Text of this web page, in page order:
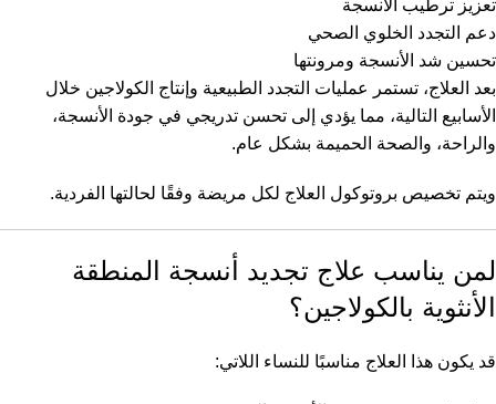
تعزيز ترطيب الأنسجة
دعم التجدد الخلوي الصحي
تحسين شد الأنسجة ومرونتها
بعد العلاج، تستمر عمليات التجدد الطبيعية وإنتاج الكولاجين خلال
الأسابيع التالية، مما يؤدي إلى تحسن تدريجي في جودة الأنسجة،
والراحة، والصحة الحميمة بشكل عام.
ويتم تخصيص بروتوكول العلاج لكل مريضة وفقًا لحالتها الفردية.
لمن يناسب علاج تجديد أنسجة المنطقة
الأنثوية بالكولاجين؟
قد يكون هذا العلاج مناسبًا للنساء اللاتي: